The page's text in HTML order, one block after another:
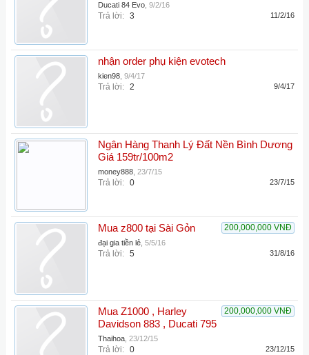
Ducati 84 Evo 9/2/16
Trả lời: 3 11/2/16
nhận order phụ kiện evotech
kien98 9/4/17
Trả lời: 2 9/4/17
Ngân Hàng Thanh Lý Đất Nền Bình Dương
Giá 159tr/100m2
money888 23/7/15
Trả lời: 0 23/7/15
200,000,000 VNĐ
Mua z800 tại Sài Gỏn
đại gia tiền lẻ 5/5/16
Trả lời: 5 31/8/16
200,000,000 VNĐ
Mua Z1000 , Harley
Davidson 883 , Ducati 795
Thaihoa 23/12/15
Trả lời: 0 23/12/15